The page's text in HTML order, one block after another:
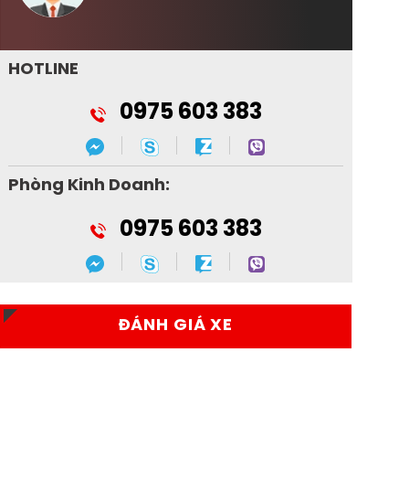
HOTLINE
0975 603 383
Phòng Kinh Doanh:
0975 603 383
ĐÁNH GIÁ XE